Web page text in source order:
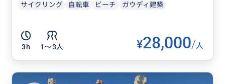
サイクリング 自転車 ビーチ ガウディ建築
3h 1〜3人 ¥28,000/人